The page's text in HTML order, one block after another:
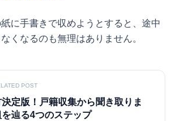
に手書きで収めようとすると、途中
くなるのも無理はありません。
POST
定版！戸籍収集から聞き取りま
辿る4つのステップ